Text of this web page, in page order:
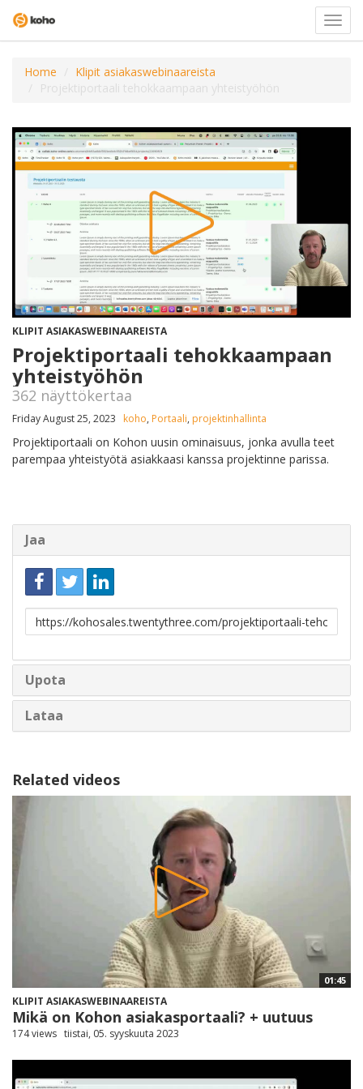
Home
Klipit asiakaswebinaareista
Projektiportaali tehokkaampaan yhteistyöhön
KLIPIT ASIAKASWEBINAAREISTA
Projektiportaali tehokkaampaan
yhteistyöhön
362 näyttökertaa
Friday August 25, 2023 koho, Portaali, projektinhallinta
Projektiportaali on Kohon uusin ominaisuus, jonka avulla teet
parempaa yhteistyötä asiakkaasi kanssa projektinne parissa.
Jaa
Linkki
jakamista
Upota
Lataa
Related videos
01:45
KLIPIT ASIAKASWEBINAAREISTA
Mikä on Kohon asiakasportaali? + uutuus
174 views tiistai, 05. syyskuuta 2023